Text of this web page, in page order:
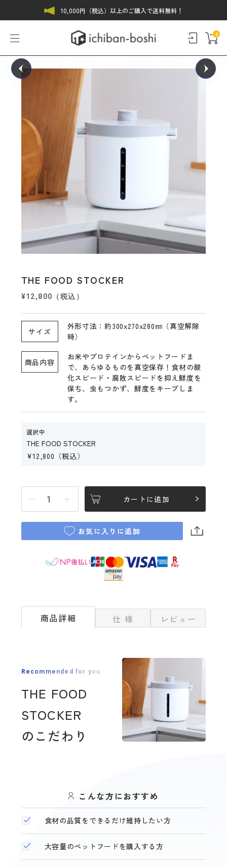
10,000円（税込）以上のご購入で送料無料！
0
THE FOOD STOCKER
¥12,800（税込）
サイズ
外形寸法：約300x270x280㎜（真空解除
時）
商品内容
お米やプロテインからペットフードま
で、あらゆるものを真空保存！食材の酸
化スピード・腐敗スピードを抑え鮮度を
保ち、虫もつかず、鮮度をキープしま
す。
選択中
THE FOOD STOCKER
¥12,800（税込）
カートに追加
お気に入りに追加
商品詳細 仕 様 レビュー
Recommended for you
THE FOOD
STOCKER
のこだわり
こんな方におすすめ
食材の品質をできるだけ維持したい方
大容量のペットフードを購入する方